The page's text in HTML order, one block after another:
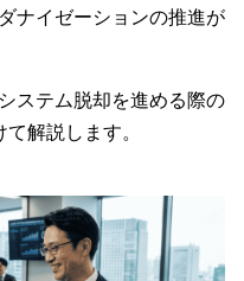
ナイゼーションの推進が
ステム脱却を進める際の
解説します。